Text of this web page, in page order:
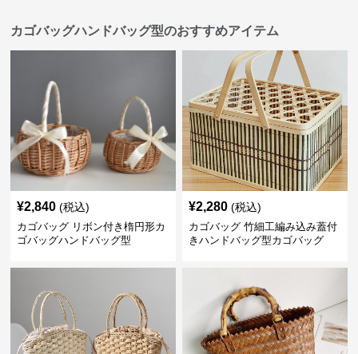
カゴバッグハンドバッグ型のおすすめアイテム
¥2,840 (税込)
カゴバッグ リボン付き楕円形カ
ゴバッグハンドバッグ型
¥2,280 (税込)
カゴバッグ 竹細工編み込み蓋付
きハンドバッグ型カゴバッグ